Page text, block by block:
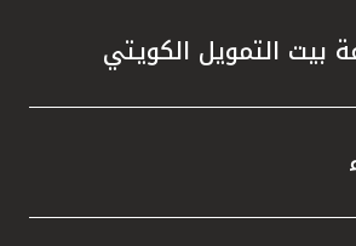
بيت التمويل الكويتي